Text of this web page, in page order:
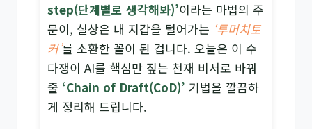
step(단계별로 생각해봐)’이라는 마법의 주
문이, 실상은 내 지갑을 털어가는 ‘투머치토
커’를 소환한 꼴이 된 겁니다. 오늘은 이 수
다쟁이 AI를 핵심만 짚는 천재 비서로 바꿔
줄 ‘Chain of Draft(CoD)’ 기법을 깔끔하
게 정리해 드립니다.